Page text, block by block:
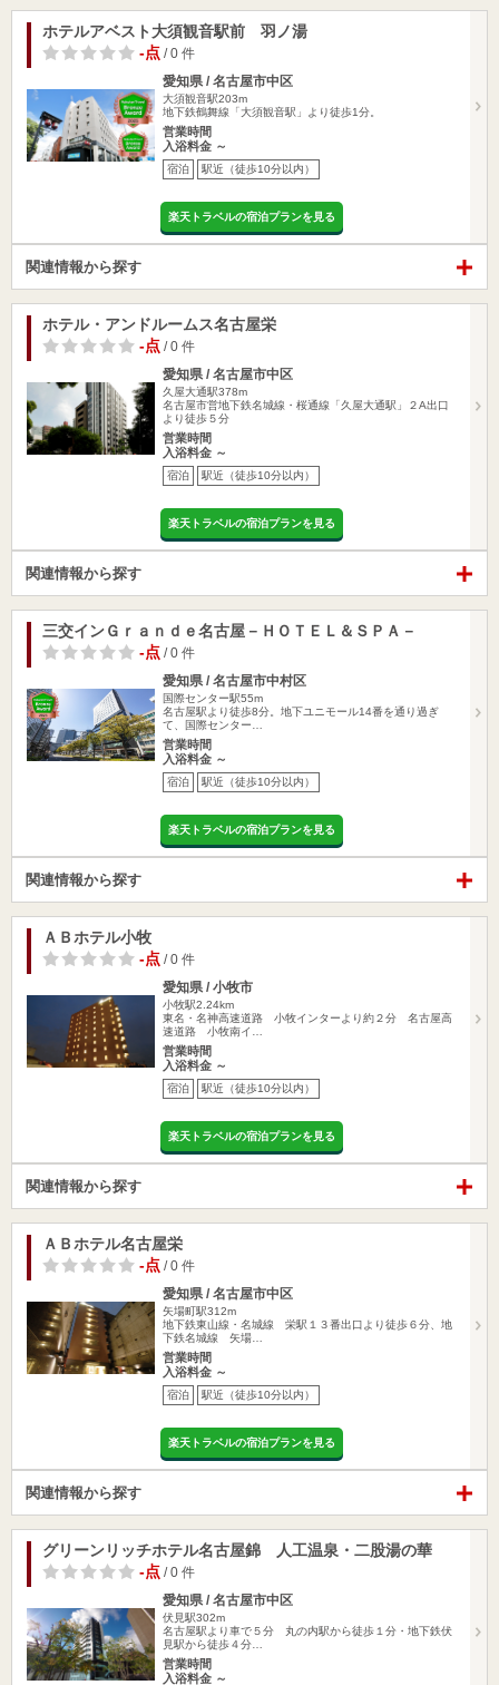
ホテルアベスト大須観音駅前 羽ノ湯
-点 / 0 件
愛知県 / 名古屋市中区
大須観音駅203m
地下鉄鶴舞線「大須観音駅」より徒歩1分。
営業時間
入浴料金 ～
宿泊 駅近（徒歩10分以内）
楽天トラベルの宿泊プランを見る
関連情報から探す
ホテル・アンドルームス名古屋栄
-点 / 0 件
愛知県 / 名古屋市中区
久屋大通駅378m
名古屋市営地下鉄名城線・桜通線「久屋大通駅」２A出口
より徒歩５分
営業時間
入浴料金 ～
宿泊 駅近（徒歩10分以内）
楽天トラベルの宿泊プランを見る
関連情報から探す
三交インＧｒａｎｄｅ名古屋－ＨＯＴＥＬ＆ＳＰＡ－
-点 / 0 件
愛知県 / 名古屋市中村区
国際センター駅55m
名古屋駅より徒歩8分。地下ユニモール14番を通り過ぎ
て、国際センター…
営業時間
入浴料金 ～
宿泊 駅近（徒歩10分以内）
楽天トラベルの宿泊プランを見る
関連情報から探す
ＡＢホテル小牧
-点 / 0 件
愛知県 / 小牧市
小牧駅2.24km
東名・名神高速道路 小牧インターより約２分 名古屋高
速道路 小牧南イ…
営業時間
入浴料金 ～
宿泊 駅近（徒歩10分以内）
楽天トラベルの宿泊プランを見る
関連情報から探す
ＡＢホテル名古屋栄
-点 / 0 件
愛知県 / 名古屋市中区
矢場町駅312m
地下鉄東山線・名城線 栄駅１３番出口より徒歩６分、地
下鉄名城線 矢場…
営業時間
入浴料金 ～
宿泊 駅近（徒歩10分以内）
楽天トラベルの宿泊プランを見る
関連情報から探す
グリーンリッチホテル名古屋錦 人工温泉・二股湯の華
-点 / 0 件
愛知県 / 名古屋市中区
伏見駅302m
名古屋駅より車で５分 丸の内駅から徒歩１分・地下鉄伏
見駅から徒歩４分…
営業時間
入浴料金 ～